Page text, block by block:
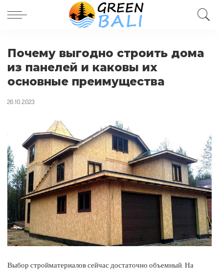
Почему выгодно строить дома
из панелей и каковы их
основные преимущества
26.10.2023
Выбор стройматериалов сейчас достаточно объемный. На